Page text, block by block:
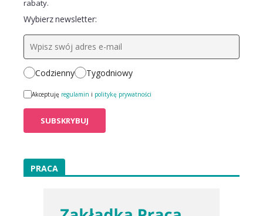
rabaty.
Wybierz newsletter:
Codzienny Tygodniowy
Akceptuję regulamin i politykę prywatności
PRACA